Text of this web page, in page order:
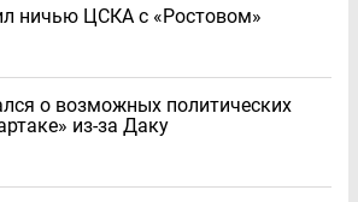
ничью ЦСКА с «Ростовом»
о возможных политических
из-за Даку